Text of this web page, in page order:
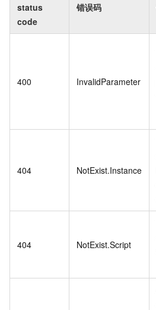
status
code
错误码
400 InvalidParameter
404 NotExist.Instance
404 NotExist.Script